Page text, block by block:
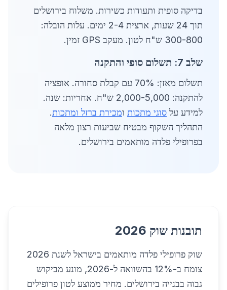
בדיקה סופית ותעודות כשירות. משלוח בירושלים
תוך 24 שעות, ארצית 2-4 ימים. עלות הובלה:
300-800 ש"ח לטון. מעקב GPS זמין.
שלב 7: תשלום סופי והתקנה
תשלום מאזן: 70% עם קבלת סחורה. אופציה
להתקנה: 2,000-5,000 ש"ח. אחריות: שנה.
למידע על סוגי מתכות ומכירת ברזל ומתכות.
התהליך השקוף מבטיח שביעות רצון מלאה
בפרופילי פלדה מותאמים בירושלים.
תובנות שוק 2026
שוק פרופילי פלדה מותאמים בישראל לשנת 2026
צומח ב-12% בהשוואה ל-2026, מונע מביקוש
גבוה בבנייה בירושלים. מחיר ממוצע לטון פרופילים